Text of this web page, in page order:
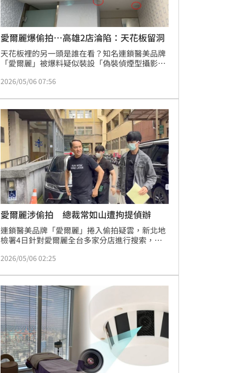
愛爾麗爆偷拍…高雄2店淪陷：天花板留洞
天花板裡的另一頭是誰在看？知名連鎖醫美品牌
「愛爾麗」被爆料疑似裝設「偽裝偵煙型攝影
檢署搜索。無獨有偶，高雄市府今（6）日上午
板有移除監視器痕跡，另1家分店治療室內更大
膽裝設監視器並標示錄影中，有妨害秘密之虞，
相關事證積極釐清中。
2026/05/06 07:56
愛爾麗涉偷拍 總裁常如山遭拘提偵辦
連鎖醫美品牌「愛爾麗」捲入偷拍疑雲，新北地
檢署4日針對愛爾麗全台多家分店進行搜索，查
帶隊至新北板橋、新莊、林口、永和等4間分店
訊。據了解，檢方也將傳喚愛爾麗醫療集團的創
辦人兼總裁常如山到案說明。
2026/05/06 02:25